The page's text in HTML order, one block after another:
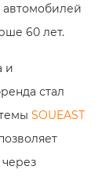
автомобилей
60 лет.
и
стал
SOUEAST